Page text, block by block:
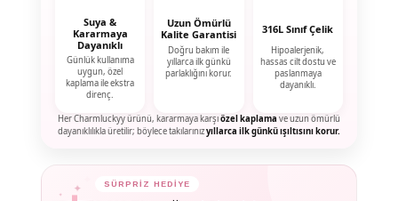
Suya &
Kararmaya
Dayanıklı
Günlük kullanıma
uygun, özel
kaplama ile ekstra
direnç.
Uzun Ömürlü
Kalite Garantisi
Doğru bakım ile
yıllarca ilk günkü
parlaklığını korur.
316L Sınıf Çelik
Hipoalerjenik,
hassas cilt dostu ve
paslanmaya
dayanıklı.
Her Charmluckyy ürünü, kararmaya karşıözel kaplama ve uzun ömürlü
dayanıklılıkla üretilir; böylece takılarınızyıllarca ilk günkü ışıltısını korur.
✦ SÜRPRİZ HEDİYE